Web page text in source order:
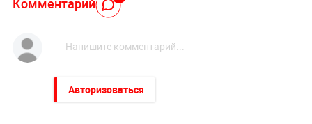
Комментарий
Авторизоваться